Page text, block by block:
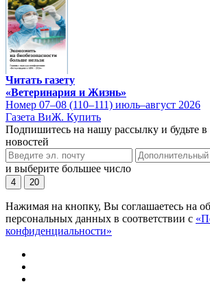
Читать газету
«Ветеринария и Жизнь»
Номер 07–08 (110–111) июль–август 2026
Газета ВиЖ. Купить
Подпишитесь на нашу рассылку и будьте в
новостей
и выберите большее число
4 20
Нажимая на кнопку, Вы соглашаетесь на
персональных данных в соответствии с
конфиденциальности»